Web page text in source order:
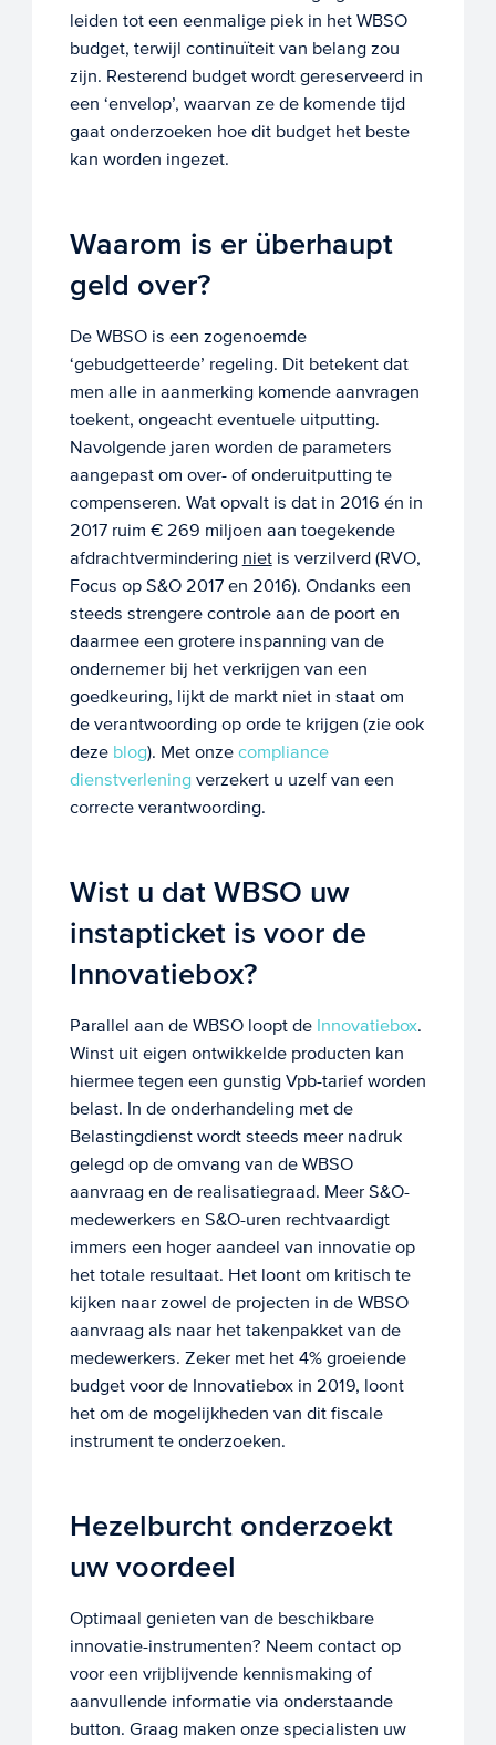
leiden tot een eenmalige piek in het WBSO
budget, terwijl continuïteit van belang zou
zijn. Resterend budget wordt gereserveerd in
een ‘envelop’, waarvan ze de komende tijd
gaat onderzoeken hoe dit budget het beste
kan worden ingezet.
Waarom is er überhaupt
geld over?
De WBSO is een zogenoemde
‘gebudgetteerde’ regeling. Dit betekent dat
men alle in aanmerking komende aanvragen
toekent, ongeacht eventuele uitputting.
Navolgende jaren worden de parameters
aangepast om over- of onderuitputting te
compenseren. Wat opvalt is dat in 2016 én in
2017 ruim € 269 miljoen aan toegekende
afdrachtvermindering nietis verzilverd (RVO,
Focus op S&O 2017 en 2016). Ondanks een
steeds strengere controle aan de poort en
daarmee een grotere inspanning van de
ondernemer bij het verkrijgen van een
goedkeuring, lijkt de markt niet in staat om
de verantwoording op orde te krijgen (zie ook
deze blog). Met onze compliance
dienstverlening verzekert u uzelf van een
correcte verantwoording.
Wist u dat WBSO uw
instapticket is voor de
Innovatiebox?
Parallel aan de WBSO loopt de Innovatiebox.
Winst uit eigen ontwikkelde producten kan
hiermee tegen een gunstig Vpb-tarief worden
belast. In de onderhandeling met de
Belastingdienst wordt steeds meer nadruk
gelegd op de omvang van de WBSO
aanvraag en de realisatiegraad. Meer S&O-
medewerkers en S&O-uren rechtvaardigt
immers een hoger aandeel van innovatie op
het totale resultaat. Het loont om kritisch te
kijken naar zowel de projecten in de WBSO
aanvraag als naar het takenpakket van de
medewerkers. Zeker met het 4% groeiende
budget voor de Innovatiebox in 2019, loont
het om de mogelijkheden van dit fiscale
instrument te onderzoeken.
Hezelburcht onderzoekt
uw voordeel
Optimaal genieten van de beschikbare
innovatie-instrumenten? Neem contact op
voor een vrijblijvende kennismaking of
aanvullende informatie via onderstaande
button. Graag maken onze specialisten uw